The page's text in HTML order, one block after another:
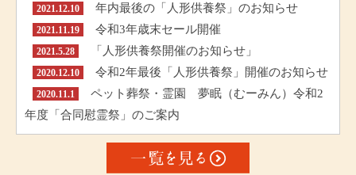
2021.12.10 年内最後の「人形供養祭」のお知らせ
2021.11.19 令和3年歳末セール開催
2021.5.28 「人形供養祭開催のお知らせ」
2020.12.10 令和2年最後「人形供養祭」開催のお知らせ
2020.11.1
ペット葬祭・霊園 夢眠（むーみん）令和2
年度「合同慰霊祭」のご案内